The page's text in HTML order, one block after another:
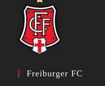
Freiburger FC